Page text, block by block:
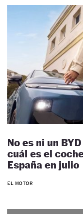
No es ni un
cuál es el
España en julio
EL MOTOR